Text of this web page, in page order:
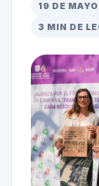
19 DE
3 MIN DE